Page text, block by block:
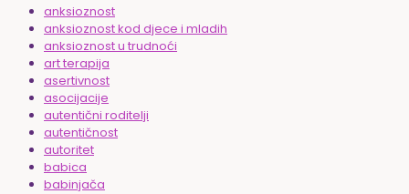
anksioznost
anksioznost kod djece i mladih
anksioznost u trudnoći
art terapija
asertivnost
asocijacije
autentični roditelji
autentičnost
autoritet
babica
babinjača